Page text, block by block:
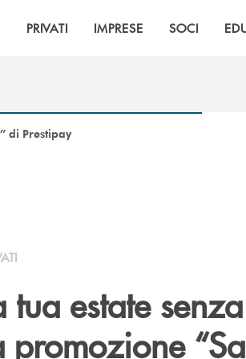
PRIVATI IMPRESE SOCI
di Prestipay
tua estate
promozione